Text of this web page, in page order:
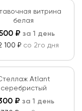
витрина
белая
₽ за 1 день
100 ₽ со 2го дня
Atlant
серебристый
₽ за 1 день